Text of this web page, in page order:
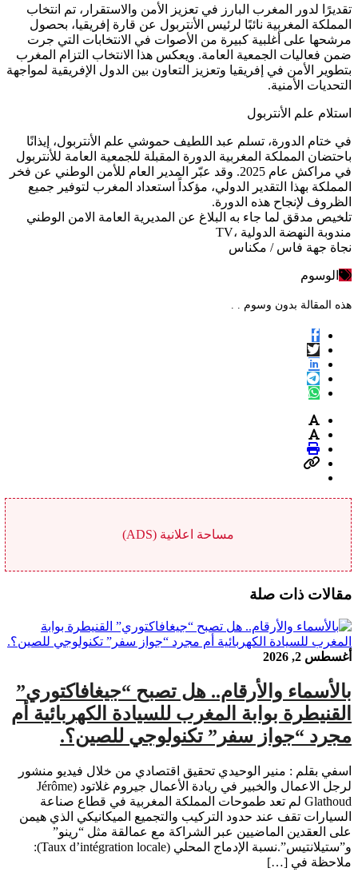
تقديرًا لدور المغرب البارز في تعزيز الأمن والاستقرار، تم انتخاب
المملكة المغربية نائبًا لرئيس الأنتربول عن قارة إفريقيا، بحصول
مرشحها على أغلبية كبيرة من الأصوات في الانتخابات التي جرت
ضمن فعاليات الجمعية العامة. ويعكس هذا الانتخاب التزام المغرب
بتطوير الأمن في إفريقيا وتعزيز التعاون بين الدول الإفريقية لمواجهة
التحديات الأمنية.
استلام علم الأنتربول
في ختام الدورة، تسلم عبد اللطيف حموشي علم الأنتربول، إيذانًا
باحتضان المملكة المغربية الدورة المقبلة للجمعية العامة للأنتربول
في مراكش عام 2025. وقد عبّر المدير العام للأمن الوطني عن فخر
المملكة بهذا التقدير الدولي، مؤكداً استعداد المغرب لتوفير جميع
الظروف لإنجاح هذه الدورة.
تلخيص مدقق لما جاء به البلاغ عن المديرية العامة الامن الوطني
مندوبة النهضة الدولية ،TV
نجاة جهة فاس / مكناس
الوسوم
هذه المقالة بدون وسوم . .
مساحة اعلانية (ADS)
مقالات ذات صلة
أغسطس 2, 2026
بالأسماء والأرقام.. هل تصبح “جيغافاكتوري”
القنيطرة بوابة المغرب للسيادة الكهربائية أم
مجرد “جواز سفر” تكنولوجي للصين؟.
اسفي بقلم : منير الوحيدي تحقيق اقتصادي من خلال فيديو منشور
لرجل الاعمال والخبير في ريادة الأعمال جيروم غلاتود (Jérôme
Glathoud لم تعد طموحات المملكة المغربية في قطاع صناعة
السيارات تقف عند حدود التركيب والتجميع الميكانيكي الذي هيمن
على العقدين الماضيين عبر الشراكة مع عمالقة مثل “رينو”
و”ستيلانتيس”.نسبة الإدماج المحلي (Taux d’intégration locale):
ملاحظة في […]